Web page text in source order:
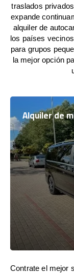
traslados
expande
alquiler de
los países
para grupos
la mejor opción
Alquiler de
Contrate el mejor